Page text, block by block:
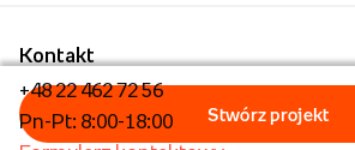
Kontakt
+48 22 462 72 56
Pn-Pt: 8:00-18:00